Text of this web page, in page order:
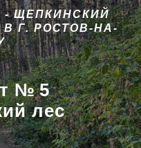
- ЩЕПКИНСКИЙ
Г. РОСТОВ-НА-
№ 5
лес